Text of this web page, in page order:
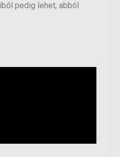
pedig lehet, abból